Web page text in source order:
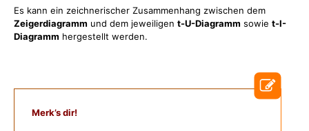
Es kann ein zeichnerischer Zusammenhang zwischen dem
Zeigerdiagramm und dem jeweiligen t-U-Diagramm sowie t-I-
Diagramm hergestellt werden.
Merk’s dir!